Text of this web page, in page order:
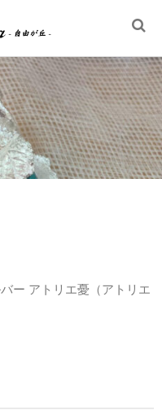
ー アトリエ憂（アトリエ